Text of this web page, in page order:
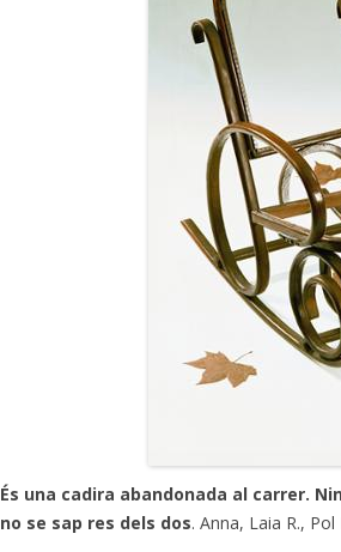
És una cadira abandonada al carrer.
no se sap res dels dos. Anna, Laia R., Pol